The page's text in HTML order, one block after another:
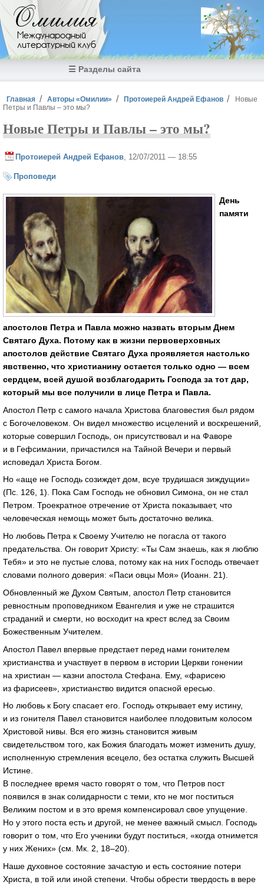
Перейти к основному содержанию
Омилия
Международный
литературный клуб
☰ Разделы сайта
Вы здесь
Главная Авторы «Омилии» Протоиерей Андрей Ефанов
Новые
Петры и Павлы – это мы?
Новые Петры и Павлы – это мы?
Протоиерей Андрей Ефанов , 12/07/2011 — 18:55
Проповеди
День
памяти
апостолов Петра и Павла можно назвать вторым Днем
Святаго Духа. Потому как в жизни первоверховных
апостолов действие Святаго Духа проявляется настолько
явственно, что христианину остается только одно — всем
сердцем, всей душой возблагодарить Господа за тот дар,
который мы все получили в лице Петра и Павла.
Апостол Петр с самого начала Христова благовестия был рядом
с Богочеловеком. Он видел множество исцелений и воскрешений,
которые совершил Господь, он присутствовал и на Фаворе
и в Гефсимании, причастился на Тайной Вечери и первый
исповедал Христа Богом.
Но «аще не Господь созиждет дом, всуе трудишася зиждущии»
(Пc. 126, 1). Пока Сам Господь не обновил Симона, он не стал
Петром. Троекратное отречение от Христа показывает, что
человеческая немощь может быть достаточно велика.
Но любовь Петра к Своему Учителю не погасла от такого
предательства. Он говорит Христу: «Ты Сам знаешь, как я люблю
Тебя» и это не пустые слова, потому как на них Господь отвечает
словами полного доверия: «Паси овцы Моя» (Иоанн. 21).
Обновленный же Духом Святым, апостол Петр становится
ревностным проповедником Евангелия и уже не страшится
страданий и смерти, но восходит на крест вслед за Своим
Божественным Учителем.
Апостол Павел впервые предстает перед нами гонителем
христианства и участвует в первом в истории Церкви гонении
на христиан — казни апостола Стефана. Ему, «фарисею
из фарисеев», христианство видится опасной ересью.
Но любовь к Богу спасает его. Господь открывает ему истину,
и из гонителя Павел становится наиболее плодовитым колосом
Христовой нивы. Вся его жизнь становится живым
свидетельством того, как Божия благодать может изменить душу,
исполненную стремления всецело, без остатка служить Высшей
Истине.
В последнее время часто говорят о том, что Петров пост
появился в знак солидарности с теми, кто не мог поститься
Великим постом и в это время компенсировал свое упущение.
Но у этого поста есть и другой, не менее важный смысл. Господь
говорит о том, что Его ученики будут поститься, «когда отнимется
у них Жених» (см. Мк. 2, 18–20).
Наше духовное состояние зачастую и есть состояние потери
Христа, в той или иной степени. Чтобы обрести твердость в вере